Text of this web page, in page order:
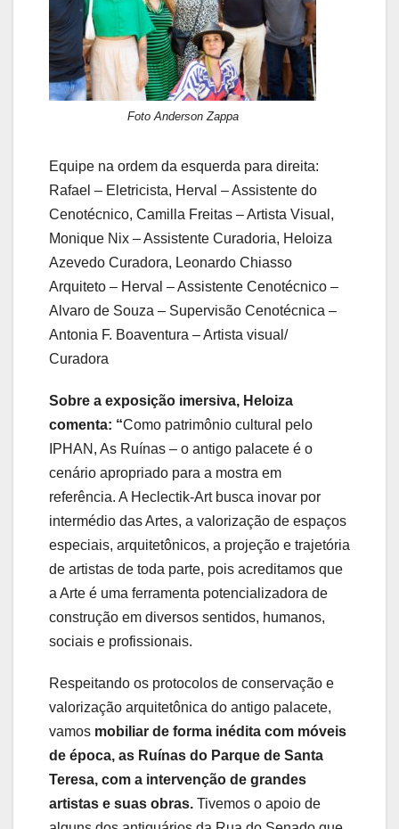
Foto Anderson Zappa
Equipe na ordem da esquerda para direita:
Rafael – Eletricista, Herval – Assistente do
Cenotécnico, Camilla Freitas – Artista Visual,
Monique Nix – Assistente Curadoria, Heloiza
Azevedo Curadora, Leonardo Chiasso
Arquiteto – Herval – Assistente Cenotécnico –
Alvaro de Souza – Supervisão Cenotécnica –
Antonia F. Boaventura – Artista visual/
Curadora
Sobre a exposição imersiva, Heloiza
comenta: “Como patrimônio cultural pelo
IPHAN, As Ruínas – o antigo palacete é o
cenário apropriado para a mostra em
referência. A Heclectik-Art busca inovar por
intermédio das Artes, a valorização de espaços
especiais, arquitetônicos, a projeção e trajetória
de artistas de toda parte, pois acreditamos que
a Arte é uma ferramenta potencializadora de
construção em diversos sentidos, humanos,
sociais e profissionais.
Respeitando os protocolos de conservação e
valorização arquitetônica do antigo palacete,
vamos mobiliar de forma inédita com móveis
de época, as Ruínas do Parque de Santa
Teresa, com a intervenção de grandes
artistas e suas obras. Tivemos o apoio de